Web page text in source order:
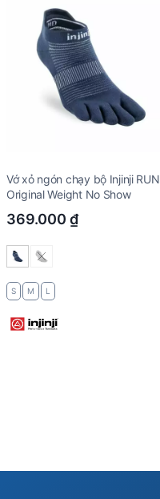
Vớ xỏ ngón chạy bộ Injinji RUN
Original Weight No Show
369.000 ₫
S M L